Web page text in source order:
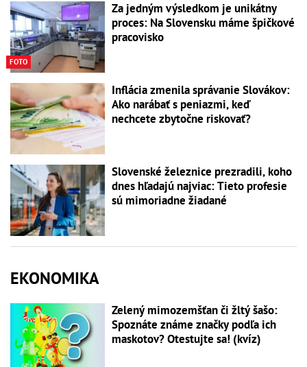
FOTO
Za jedným výsledkom je unikátny
proces: Na Slovensku máme špičkové
pracovisko
Inflácia zmenila správanie Slovákov:
Ako narábať s peniazmi, keď
nechcete zbytočne riskovať?
Slovenské železnice prezradili, koho
dnes hľadajú najviac: Tieto profesie
sú mimoriadne žiadané
EKONOMIKA
Zelený mimozemšťan či žltý šašo:
Spoznáte známe značky podľa ich
maskotov? Otestujte sa! (kvíz)